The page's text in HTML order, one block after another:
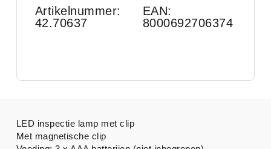
Artikelnummer:
42.70637
EAN:
8000692706374
LED inspectie lamp met clip
Met magnetische clip